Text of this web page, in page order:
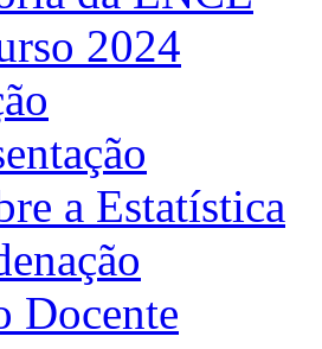
2024
a Estatística
Docente